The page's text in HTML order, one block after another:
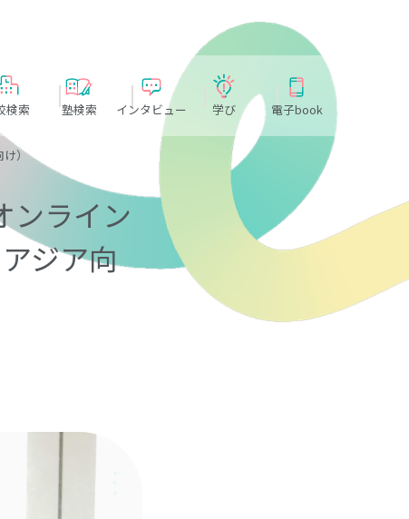
検索 塾検索 インタビュー 学び 電子book
け）
ンライン
ジア向